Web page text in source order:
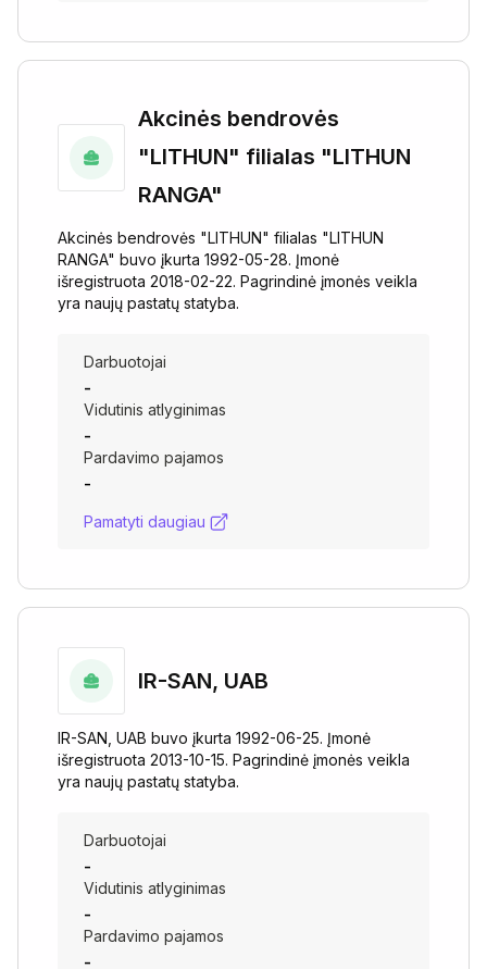
Akcinės bendrovės
"LITHUN" filialas "LITHUN
RANGA"
Akcinės bendrovės "LITHUN" filialas "LITHUN
RANGA" buvo įkurta 1992-05-28. Įmonė
išregistruota 2018-02-22. Pagrindinė įmonės veikla
yra naujų pastatų statyba.
Darbuotojai
-
Vidutinis atlyginimas
-
Pardavimo pajamos
-
Pamatyti daugiau
IR-SAN, UAB
IR-SAN, UAB buvo įkurta 1992-06-25. Įmonė
išregistruota 2013-10-15. Pagrindinė įmonės veikla
yra naujų pastatų statyba.
Darbuotojai
-
Vidutinis atlyginimas
-
Pardavimo pajamos
-